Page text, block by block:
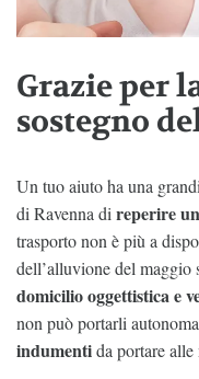
Grazie per
sostegno
Un tuo aiuto ha una
di Ravenna di reperire
trasporto non è più a
dell’alluvione del maggio
domicilio oggettistica e
non può portarli
indumentida portare